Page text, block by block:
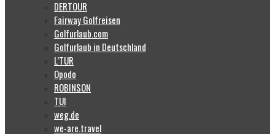
DERTOUR
Fairway Golfreisen
Golfurlaub.com
Golfurlaub in Deutschland
L’TUR
Opodo
ROBINSON
TUI
weg.de
we-are.travel